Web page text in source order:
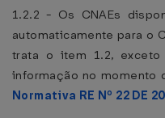
1.2.2 - Os CNAEs
automaticamente para o
trata o item 1.2,
informação no momento
Normativa RE Nº 22 DE